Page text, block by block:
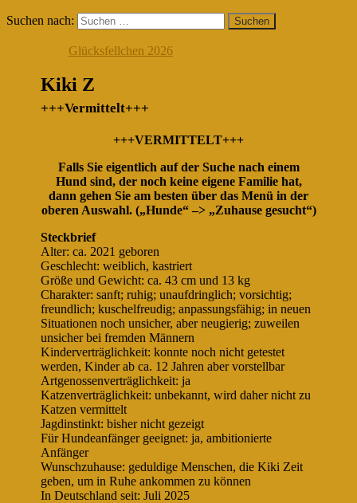
Suchen nach:
Glücksfellchen 2026
Kiki Z
+++Vermittelt+++
+++VERMITTELT+++
Falls Sie eigentlich auf der Suche nach einem
Hund sind, der noch keine eigene Familie hat,
dann gehen Sie am besten über das Menü in der
oberen Auswahl. („Hunde“ –> „Zuhause gesucht“)
Steckbrief
Alter: ca. 2021 geboren
Geschlecht: weiblich, kastriert
Größe und Gewicht: ca. 43 cm und 13 kg
Charakter: sanft; ruhig; unaufdringlich; vorsichtig;
freundlich; kuschelfreudig; anpassungsfähig; in neuen
Situationen noch unsicher, aber neugierig; zuweilen
unsicher bei fremden Männern
Kinderverträglichkeit: konnte noch nicht getestet
werden, Kinder ab ca. 12 Jahren aber vorstellbar
Artgenossenverträglichkeit: ja
Katzenverträglichkeit: unbekannt, wird daher nicht zu
Katzen vermittelt
Jagdinstinkt: bisher nicht gezeigt
Für Hundeanfänger geeignet: ja, ambitionierte
Anfänger
Wunschzuhause: geduldige Menschen, die Kiki Zeit
geben, um in Ruhe ankommen zu können
In Deutschland seit: Juli 2025